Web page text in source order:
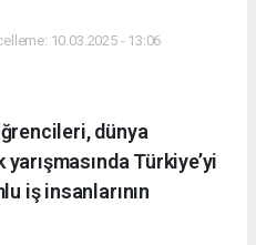
10.03.2025 - 13:06
dünya
Türkiye’yi
iş insanlarının